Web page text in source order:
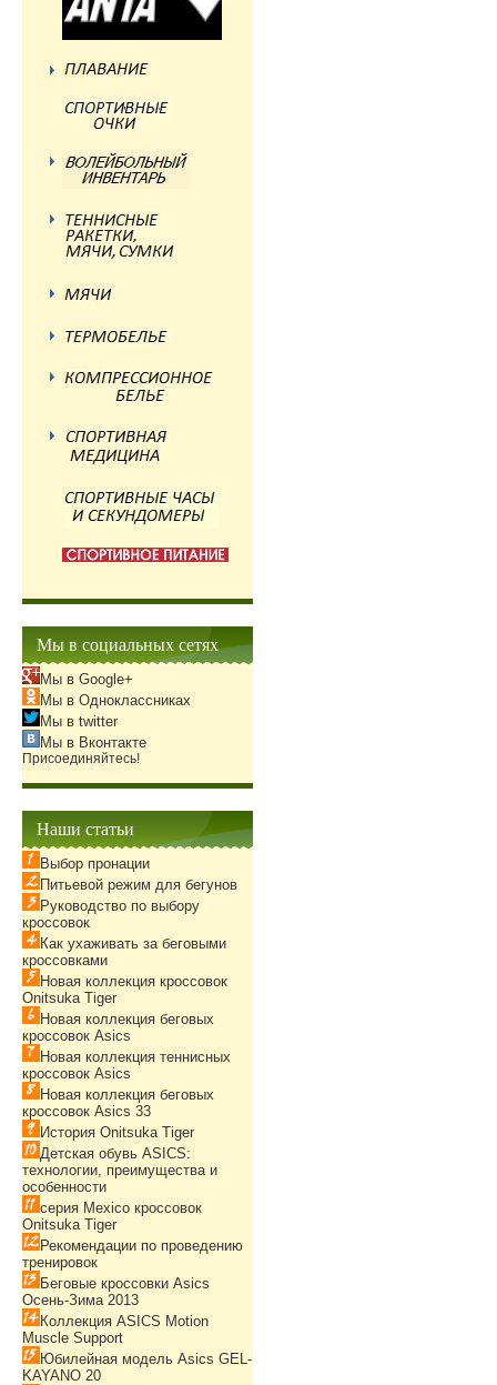
Мы в социальных сетях
Мы в Google+
Мы в Одноклассниках
Мы в twitter
Мы в Вконтакте
Присоединяйтесь!
Наши статьи
Выбор пронации
Питьевой режим для бегунов
Руководство по выбору
кроссовок
Как ухаживать за беговыми
кроссовками
Новая коллекция кроссовок
Onitsuka Tiger
Новая коллекция беговых
кроссовок Asics
Новая коллекция теннисных
кроссовок Asics
Новая коллекция беговых
кроссовок Asics 33
История Onitsuka Tiger
Детская обувь ASICS:
технологии, преимущества и
особенности
серия Mexico кроссовок
Onitsuka Tiger
Рекомендации по проведению
тренировок
Беговые кроссовки Asics
Осень-Зима 2013
Коллекция ASICS Motion
Muscle Support
Юбилейная модель Asics GEL-
KAYANO 20